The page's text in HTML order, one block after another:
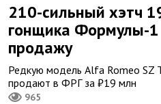
210-сильный хэтч
гонщика Формулы-1
продажу
Редкую модель Alfa Romeo SZ
продают в ФРГ за ₽19 млн
965